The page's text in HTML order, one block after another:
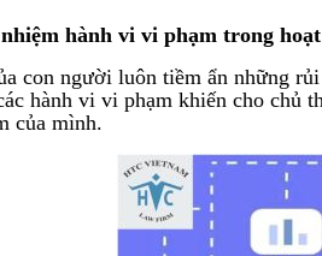
hành vi vi phạm trong
con người luôn tiềm ẩn những
hành vi vi phạm khiến cho chủ
của mình.